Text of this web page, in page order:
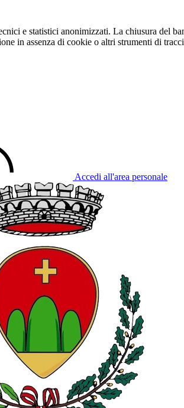
e statistici anonimizzati. La chiusura del
in assenza di cookie o altri strumenti di
Accedi all'area personale